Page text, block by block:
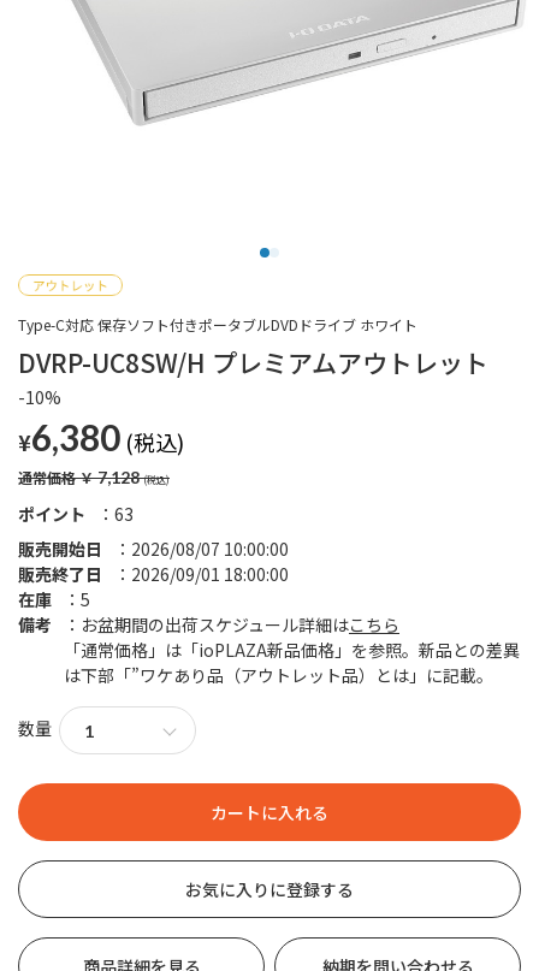
DVRP-UC8SW/H プレミアムアウトレット
Type-C対応 保存ソフト付きポータブルDVDドライブ ホワイト
-10%
¥6,380
通常価格￥7,128
販売開始日
2026/08/07 10:00:00
販売終了日
2026/09/01 18:00:00
ポイント 63
在庫
5
備考
お盆期間の出荷スケジュール詳細はこちら
「通常価格」は「ioPLAZA新品価格」を参照。新品との差異
は下部「”ワケあり品（アウトレット品）とは」に記載。
数量
お気に入りに登録する
商品詳細を見る 納期を問い合わせる